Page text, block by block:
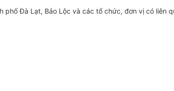
Đà Lạt, Bảo Lộc và các tổ chức, đơn vị có liên